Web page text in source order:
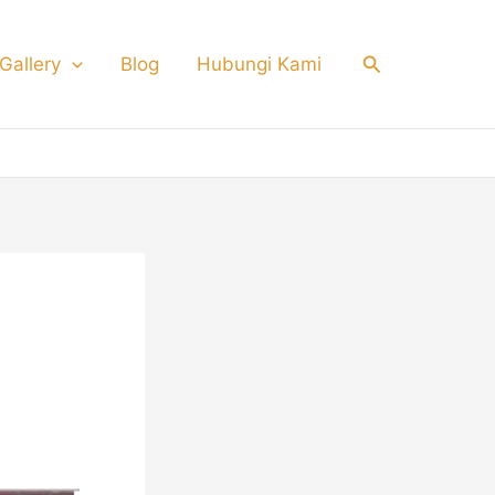
Blog Hubungi Kami Search